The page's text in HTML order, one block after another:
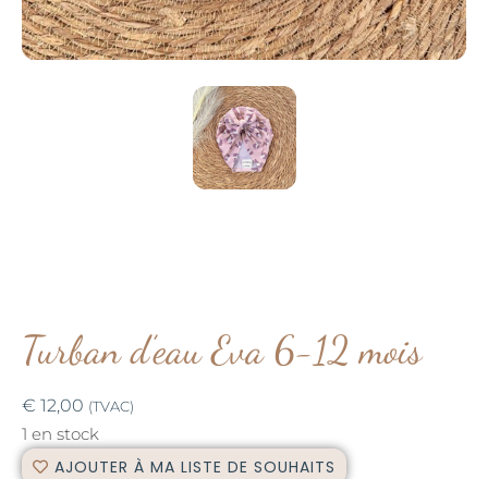
Turban d’eau Eva 6-12 mois
€ 12,00 (TVAC)
1 en stock
AJOUTER À MA LISTE DE SOUHAITS